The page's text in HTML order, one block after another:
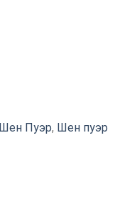
Шен Пуэр, Шен пуэр